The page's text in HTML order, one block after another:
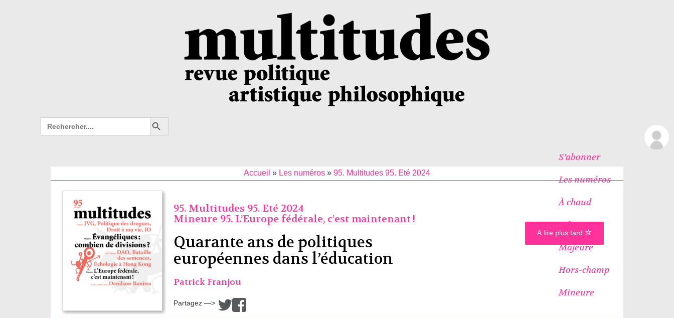
Search
for:
Search Button
S’abonner
Les numéros
À chaud
Icônes
Majeure
Hors-champ
Mineure
Accueil » Les numéros» 95. Multitudes 95. Eté 2024
95. Multitudes 95. Eté 2024
Mineure 95. L’Europe fédérale, c’est maintenant !
Quarante ans de politiques
européennes dans l’éducation
Patrick Franjou
Partagez —> /
A lire plus tard